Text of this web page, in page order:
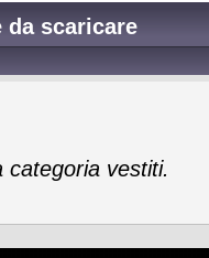
da scaricare
categoria vestiti.